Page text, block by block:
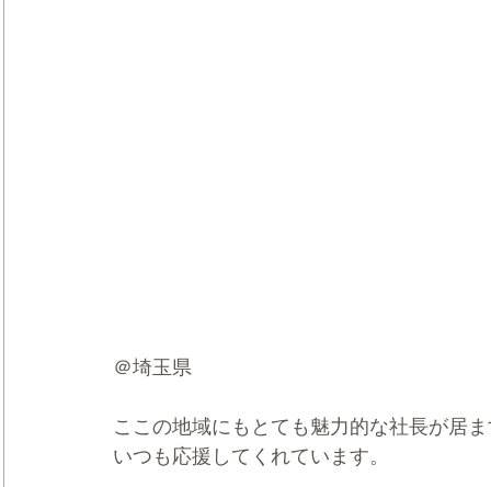
＠埼玉県
ここの地域にもとても魅力的な社長が居
いつも応援してくれています。